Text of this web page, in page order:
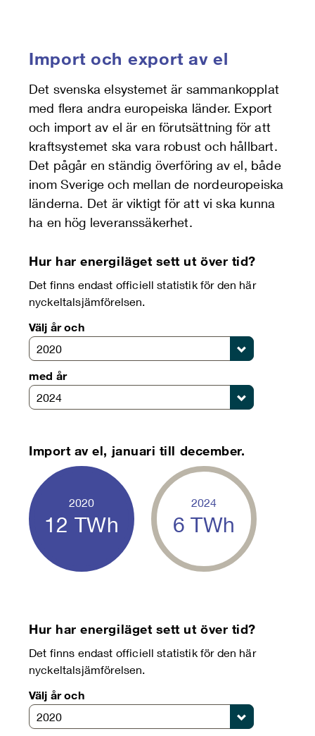
Import och export av el
Det svenska elsystemet är sammankopplat
med flera andra europeiska länder. Export
och import av el är en förutsättning för att
kraftsystemet ska vara robust och hållbart.
Det pågår en ständig överföring av el, både
inom Sverige och mellan de nordeuropeiska
länderna. Det är viktigt för att vi ska kunna
ha en hög leveranssäkerhet.
Hur har energiläget sett ut över tid?
Det finns endast officiell statistik för den här
nyckeltalsjämförelsen.
Välj år och
2020
med år
2024
Import av el, januari till december.
2020
12 TWh
2024
6 TWh
Hur har energiläget sett ut över tid?
Det finns endast officiell statistik för den här
nyckeltalsjämförelsen.
Välj år och
2020